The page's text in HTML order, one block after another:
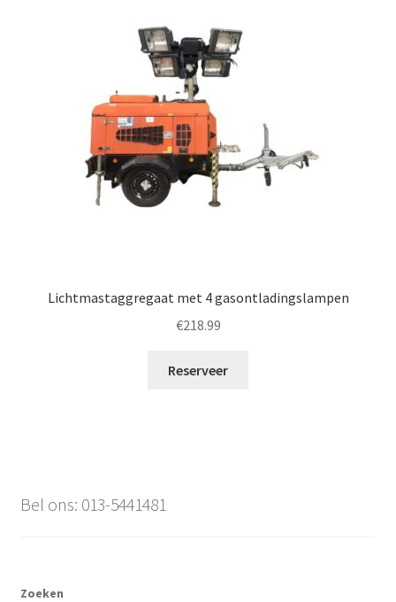
Lichtmastaggregaat met 4 gasontladingslampen
€218.99
Reserveer
Bel ons: 013-5441481
Zoeken